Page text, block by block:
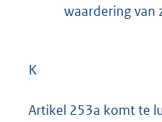
waardering van
K
Artikel 253a komt te